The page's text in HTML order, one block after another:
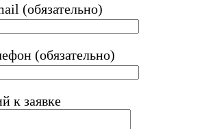
(обязательно)
(обязательно)
к заявке